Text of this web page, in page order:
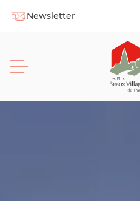
Newsletter